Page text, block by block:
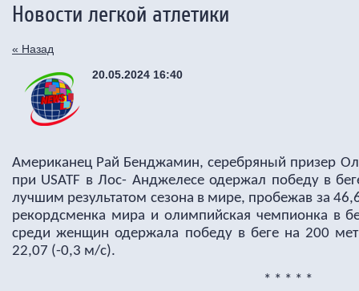
Новости легкой атлетики
« Назад
20.05.2024 16:40
Американец Рай Бенджамин, серебряный призер
при USATF в Лос- Анджелесе одержал победу в
лучшим результатом сезона в мире, пробежав за
рекордсменка мира и олимпийская чемпионка в
среди женщин одержала победу в беге на 200
22,07 (-0,3 м/с).
* * * * *